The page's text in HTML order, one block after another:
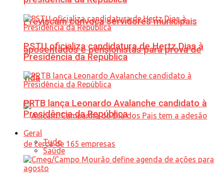
Previscam convoca servidores municipais
aposentados e pensionistas para prova de
vida
PSTU oficializa candidatura de Hertz Dias à
Presidência da República
PRTB lança Leonardo Avalanche candidato à
Presidência da República
Geral
Tudo
Saúde